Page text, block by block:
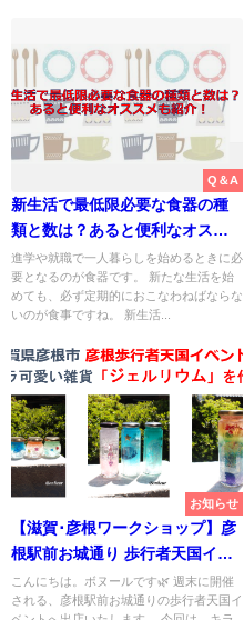
Q＆A
新生活で最低限必要な食器の種
類と数は？あると便利なオスス
メ雑貨も紹介！
進学や就職で一人暮らしを始めるときに必
要となるのが食器です。 新たな生活を始
めても、必ず定期的におこなわねばならな
いのが食事ですね。 新生活...
お知らせ
【滋賀･彦根ワークショップ】彦
根駅前お城通り 歩行者天国イベ
ント出店のお知らせ
こんにちは。ボヌールです🌿 週末に開催
される、彦根駅前お城通りの歩行者天国イ